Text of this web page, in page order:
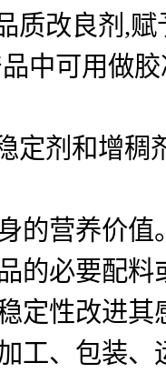
质改良剂,
中可用做
定剂和增稠
的营养价值
的必要配料
定性改进其
工、包装、